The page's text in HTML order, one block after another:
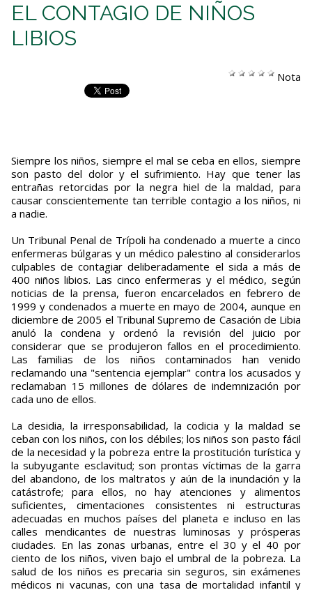
EL CONTAGIO DE NIÑOS
LIBIOS
Nota
Siempre los niños, siempre el mal se ceba en ellos, siempre
son pasto del dolor y el sufrimiento. Hay que tener las
entrañas retorcidas por la negra hiel de la maldad, para
causar conscientemente tan terrible contagio a los niños, ni
a nadie.
Un Tribunal Penal de Trípoli ha condenado a muerte a cinco
enfermeras búlgaras y un médico palestino al considerarlos
culpables de contagiar deliberadamente el sida a más de
400 niños libios. Las cinco enfermeras y el médico, según
noticias de la prensa, fueron encarcelados en febrero de
1999 y condenados a muerte en mayo de 2004, aunque en
diciembre de 2005 el Tribunal Supremo de Casación de Libia
anuló la condena y ordenó la revisión del juicio por
considerar que se produjeron fallos en el procedimiento.
Las familias de los niños contaminados han venido
reclamando una "sentencia ejemplar" contra los acusados y
reclamaban 15 millones de dólares de indemnización por
cada uno de ellos.
La desidia, la irresponsabilidad, la codicia y la maldad se
ceban con los niños, con los débiles; los niños son pasto fácil
de la necesidad y la pobreza entre la prostitución turística y
la subyugante esclavitud; son prontas víctimas de la garra
del abandono, de los maltratos y aún de la inundación y la
catástrofe; para ellos, no hay atenciones y alimentos
suficientes, cimentaciones consistentes ni estructuras
adecuadas en muchos países del planeta e incluso en las
calles mendicantes de nuestras luminosas y prósperas
ciudades. En las zonas urbanas, entre el 30 y el 40 por
ciento de los niños, viven bajo el umbral de la pobreza. La
salud de los niños es precaria sin seguros, sin exámenes
médicos ni vacunas, con una tasa de mortalidad infantil y